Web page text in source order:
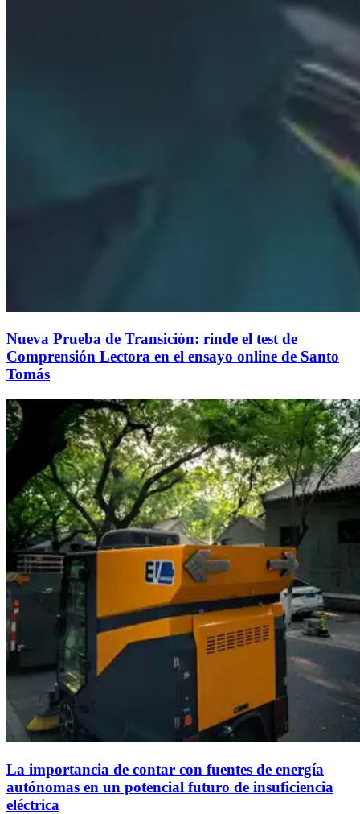
Nueva Prueba de Transición: rinde el test de
Comprensión Lectora en el ensayo online de Santo
Tomás
La importancia de contar con fuentes de energía
autónomas en un potencial futuro de insuficiencia
eléctrica